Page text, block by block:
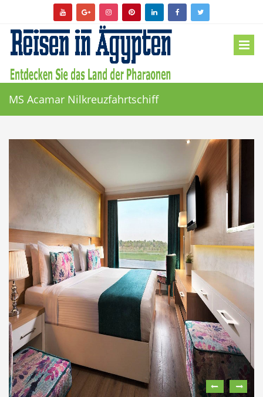
MS Acamar Nilkreuzfahrtschiff